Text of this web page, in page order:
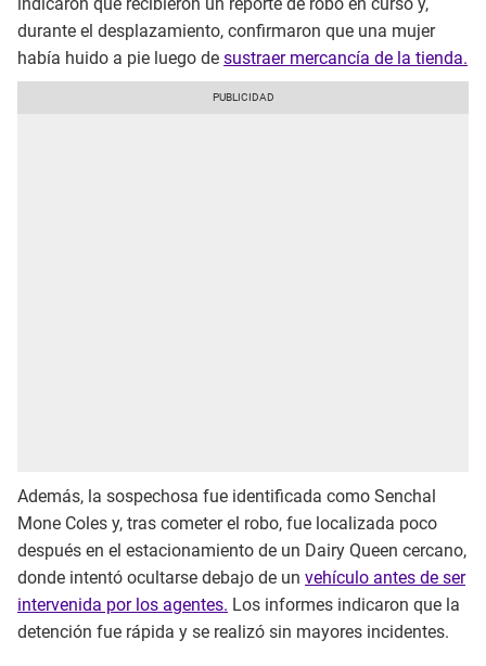
durante el desplazamiento, confirmaron que una mujer
había huido a pie luego de sustraer mercancía de la tienda.
Además, la sospechosa fue identificada como Senchal
Mone Coles y, tras cometer el robo, fue localizada poco
después en el estacionamiento de un Dairy Queen cercano,
donde intentó ocultarse debajo de un vehículo antes de ser
intervenida por los agentes. Los informes indicaron que la
detención fue rápida y se realizó sin mayores incidentes.